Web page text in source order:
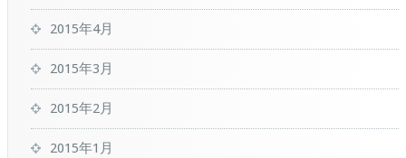
2015年4月
2015年3月
2015年2月
2015年1月